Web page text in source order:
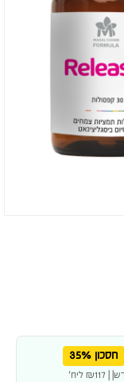
חסכון 35%